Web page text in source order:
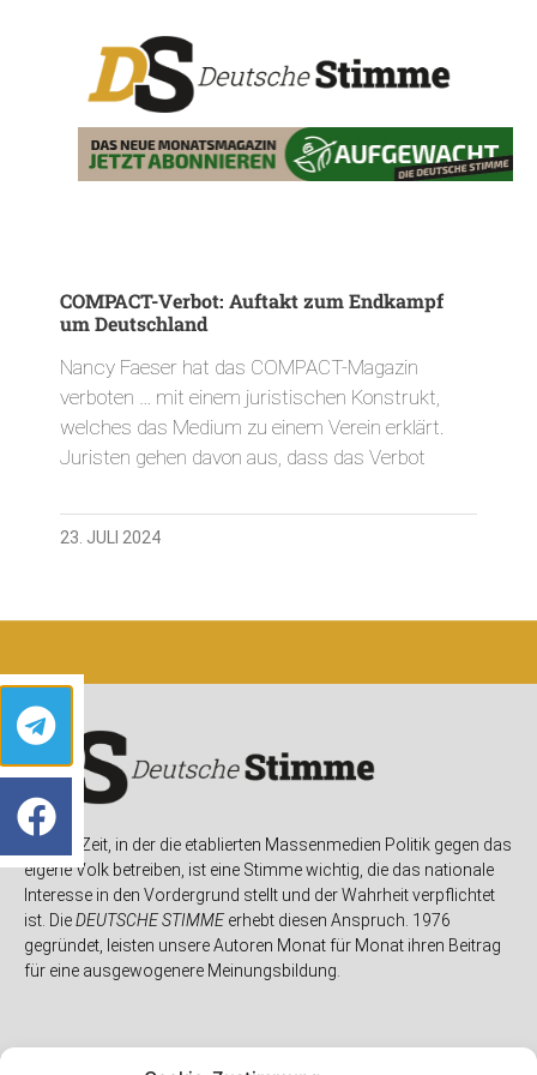
COMPACT-Verbot: Auftakt zum Endkampf
um Deutschland
Nancy Faeser hat das COMPACT-Magazin
verboten … mit einem juristischen Konstrukt,
welches das Medium zu einem Verein erklärt.
Juristen gehen davon aus, dass das Verbot
23. JULI 2024
In einer Zeit, in der die etablierten Massenmedien Politik gegen das
eigene Volk betreiben, ist eine Stimme wichtig, die das nationale
Interesse in den Vordergrund stellt und der Wahrheit verpflichtet
ist. DieDEUTSCHE STIMMEerhebt diesen Anspruch. 1976
gegründet, leisten unsere Autoren Monat für Monat ihren Beitrag
für eine ausgewogenere Meinungsbildung.